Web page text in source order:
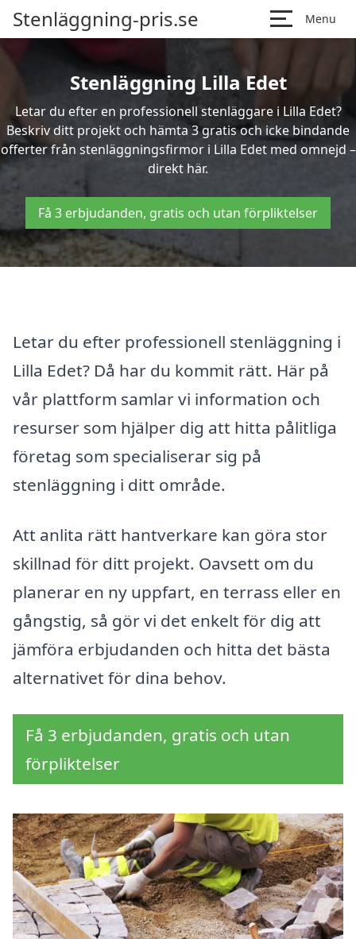
Stenläggning-pris.se Menu
Stenläggning Lilla Edet
Letar du efter en professionell stenläggare i Lilla Edet?
Beskriv ditt projekt och hämta 3 gratis och icke bindande
offerter från stenläggningsfirmor i Lilla Edet med omnejd –
direkt här.
Få 3 erbjudanden, gratis och utan förpliktelser
Letar du efter professionell stenläggning i
Lilla Edet? Då har du kommit rätt. Här på
vår plattform samlar vi information och
resurser som hjälper dig att hitta pålitliga
företag som specialiserar sig på
stenläggning i ditt område.
Att anlita rätt hantverkare kan göra stor
skillnad för ditt projekt. Oavsett om du
planerar en ny uppfart, en terrass eller en
gångstig, så gör vi det enkelt för dig att
jämföra erbjudanden och hitta det bästa
alternativet för dina behov.
Få 3 erbjudanden, gratis och utan
förpliktelser